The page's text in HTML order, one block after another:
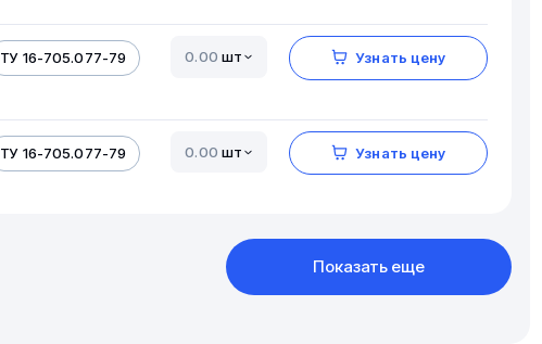
ТУ 16-705.077-79 шт Узнать цену
ТУ 16-705.077-79 шт Узнать цену
Показать еще